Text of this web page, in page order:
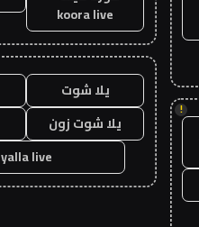
!
koora live
يلا شوت
يلا شوت زون
yalla live